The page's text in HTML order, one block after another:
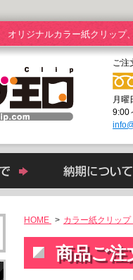
オリジナルカラー紙クリッ
ご注
月曜
9:00
HOME > カラー紙クリッ
商品ご注